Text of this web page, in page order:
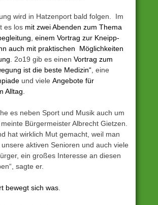
wird in Hatzenport bald folgen. Im
es los mit zwei Abenden zum Thema
, einem Vortrag zur Kneipp-
auch mit praktischen Möglichkeiten
. 2o19 gib es einen Vortrag zum
ist die beste Medizin“, eine
und viele Angebote für
Alltag.
es neben Sport und Musik auch um
Bürgermeister Albrecht Gietzen.
hat wirklich Mut gemacht, weil man
aktiven Senioren und auch viele
ein großes Interesse an diesen
sagte er.
bewegt sich was.